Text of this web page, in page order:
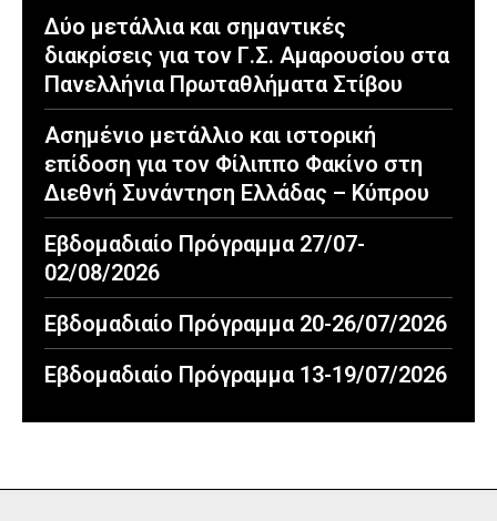
Δύο μετάλλια και σημαντικές
διακρίσεις για τον Γ.Σ. Αμαρουσίου στα
Πανελλήνια Πρωταθλήματα Στίβου
Ασημένιο μετάλλιο και ιστορική
επίδοση για τον Φίλιππο Φακίνο στη
Διεθνή Συνάντηση Ελλάδας – Κύπρου
Εβδομαδιαίο Πρόγραμμα 27/07-
02/08/2026
Εβδομαδιαίο Πρόγραμμα 20-26/07/2026
Εβδομαδιαίο Πρόγραμμα 13-19/07/2026